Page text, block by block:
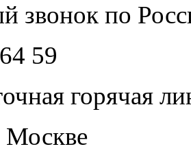
звонок по
59
горячая
Москве